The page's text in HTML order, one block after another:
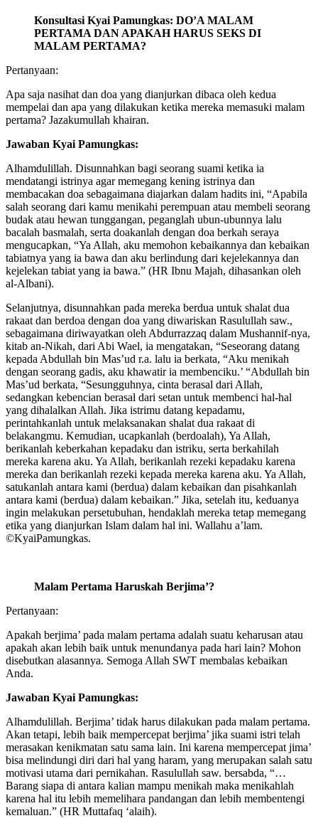
Konsultasi Kyai Pamungkas: DO’A MALAM
PERTAMA DAN APAKAH HARUS SEKS DI
MALAM PERTAMA?
Pertanyaan:
Apa saja nasihat dan doa yang dianjurkan dibaca oleh kedua
mempelai dan apa yang dilakukan ketika mereka memasuki malam
pertama? Jazakumullah khairan.
Jawaban Kyai Pamungkas:
Alhamdulillah. Disunnahkan bagi seorang suami ketika ia
mendatangi istrinya agar memegang kening istrinya dan
membacakan doa sebagaimana diajarkan dalam hadits ini, “Apabila
salah seorang dari kamu menikahi perempuan atau membeli seorang
budak atau hewan tunggangan, peganglah ubun-ubunnya lalu
bacalah basmalah, serta doakanlah dengan doa berkah seraya
mengucapkan, “Ya Allah, aku memohon kebaikannya dan kebaikan
tabiatnya yang ia bawa dan aku berlindung dari kejelekannya dan
kejelekan tabiat yang ia bawa.” (HR Ibnu Majah, dihasankan oleh
al-Albani).
Selanjutnya, disunnahkan pada mereka berdua untuk shalat dua
rakaat dan berdoa dengan doa yang diwariskan Rasulullah saw.,
sebagaimana diriwayatkan oleh Abdurrazzaq dalam Mushannif-nya,
kitab an-Nikah, dari Abi Wael, ia mengatakan, “Seseorang datang
kepada Abdullah bin Mas’ud r.a. lalu ia berkata, “Aku menikah
dengan seorang gadis, aku khawatir ia membenciku.’ “Abdullah bin
Mas’ud berkata, “Sesungguhnya, cinta berasal dari Allah,
sedangkan kebencian berasal dari setan untuk membenci hal-hal
yang dihalalkan Allah. Jika istrimu datang kepadamu,
perintahkanlah untuk melaksanakan shalat dua rakaat di
belakangmu. Kemudian, ucapkanlah (berdoalah), Ya Allah,
berikanlah keberkahan kepadaku dan istriku, serta berkahilah
mereka karena aku. Ya Allah, berikanlah rezeki kepadaku karena
mereka dan berikanlah rezeki kepada mereka karena aku. Ya Allah,
satukanlah antara kami (berdua) dalam kebaikan dan pisahkanlah
antara kami (berdua) dalam kebaikan.” Jika, setelah itu, keduanya
ingin melakukan persetubuhan, hendaklah mereka tetap memegang
etika yang dianjurkan Islam dalam hal ini. Wallahu a’lam.
©️KyaiPamungkas.
Malam Pertama Haruskah Berjima’?
Pertanyaan:
Apakah berjima’ pada malam pertama adalah suatu keharusan atau
apakah akan lebih baik untuk menundanya pada hari lain? Mohon
disebutkan alasannya. Semoga Allah SWT membalas kebaikan
Anda.
Jawaban Kyai Pamungkas:
Alhamdulillah. Berjima’ tidak harus dilakukan pada malam pertama.
Akan tetapi, lebih baik mempercepat berjima’ jika suami istri telah
merasakan kenikmatan satu sama lain. Ini karena mempercepat jima’
bisa melindungi diri dari hal yang haram, yang merupakan salah satu
motivasi utama dari pernikahan. Rasulullah saw. bersabda, “…
Barang siapa di antara kalian mampu menikah maka menikahlah
karena hal itu lebih memelihara pandangan dan lebih membentengi
kemaluan.” (HR Muttafaq ‘alaih).